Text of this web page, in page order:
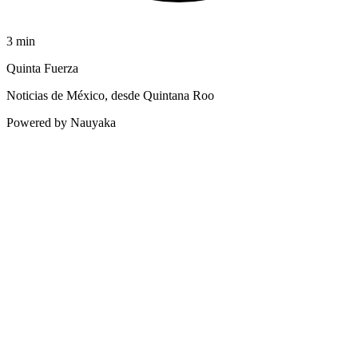
3 min
Quinta Fuerza
Noticias de México, desde Quintana Roo
Powered by Nauyaka